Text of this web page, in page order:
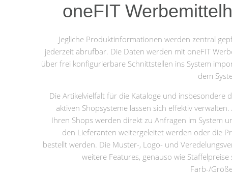
oneFIT
Jegliche Produktinformationen werden zentral
jederzeit abrufbar. Die Daten werden mit oneFIT
über frei konfigurierbare Schnittstellen ins System
dem
Die Artikelvielfalt für die Kataloge und insbesondere
aktiven Shopsysteme lassen sich effektiv
Ihren Shops werden direkt zu Anfragen im System
den Lieferanten weitergeleitet werden oder die
bestellt werden. Die Muster-, Logo- und
weitere Features, genauso wie Staffelpreise
Farb-/